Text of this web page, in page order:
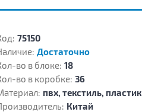
75150
Достаточно
во в блоке: 18
во в коробке: 36
пвх, текстиль, пластик
Китай